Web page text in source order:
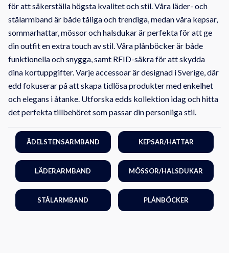
för att säkerställa högsta kvalitet och stil. Våra läder- och
stålarmband är både tåliga och trendiga, medan våra kepsar,
sommarhattar, mössor och halsdukar är perfekta för att ge
din outfit en extra touch av stil. Våra plånböcker är både
funktionella och snygga, samt RFID-säkra för att skydda
dina kortuppgifter. Varje accessoar är designad i Sverige, där
edd fokuserar på att skapa tidlösa produkter med enkelhet
och elegans i åtanke. Utforska edds kollektion idag och hitta
det perfekta tillbehöret som passar din personliga stil.
ÄDELSTENSARMBAND KEPSAR/HATTAR
LÄDERARMBAND MÖSSOR/HALSDUKAR
STÅLARMBAND PLÅNBÖCKER